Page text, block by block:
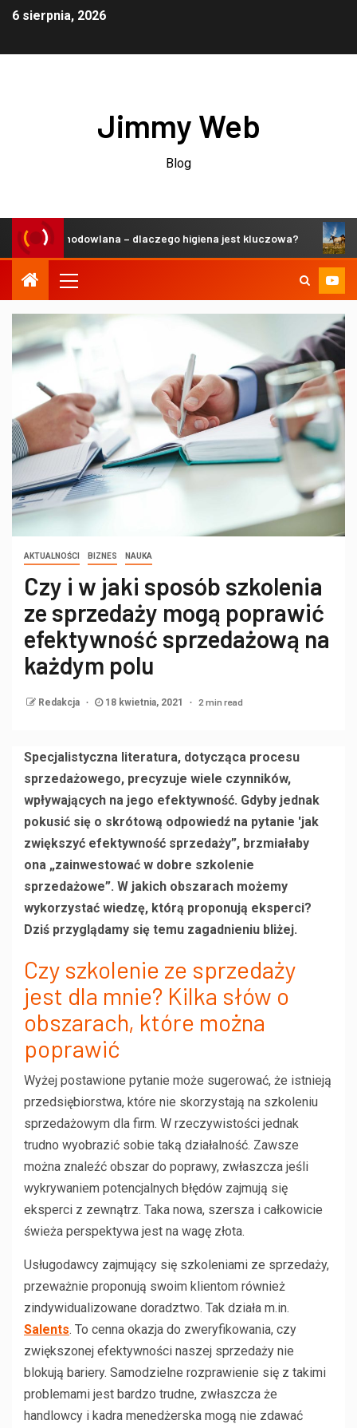
6 sierpnia, 2026
Jimmy Web
Blog
hodowlana – dlaczego higiena jest kluczowa?
AKTUALNOŚCI BIZNES NAUKA
Czy i w jaki sposób szkolenia
ze sprzedaży mogą poprawić
efektywność sprzedażową na
każdym polu
Redakcja 18 kwietnia, 2021 2 min read
Specjalistyczna literatura, dotycząca procesu
sprzedażowego, precyzuje wiele czynników,
wpływających na jego efektywność. Gdyby jednak
pokusić się o skrótową odpowiedź na pytanie 'jak
zwiększyć efektywność sprzedaży”, brzmiałaby
ona „zainwestować w dobre szkolenie
sprzedażowe”. W jakich obszarach możemy
wykorzystać wiedzę, którą proponują eksperci?
Dziś przyglądamy się temu zagadnieniu bliżej.
Czy szkolenie ze sprzedaży
jest dla mnie? Kilka słów o
obszarach, które można
poprawić
Wyżej postawione pytanie może sugerować, że istnieją
przedsiębiorstwa, które nie skorzystają na szkoleniu
sprzedażowym dla firm. W rzeczywistości jednak
trudno wyobrazić sobie taką działalność. Zawsze
można znaleźć obszar do poprawy, zwłaszcza jeśli
wykrywaniem potencjalnych błędów zajmują się
eksperci z zewnątrz. Taka nowa, szersza i całkowicie
świeża perspektywa jest na wagę złota.
Usługodawcy zajmujący się szkoleniami ze sprzedaży,
przeważnie proponują swoim klientom również
zindywidualizowane doradztwo. Tak działa m.in.
Salents. To cenna okazja do zweryfikowania, czy
zwiększonej efektywności naszej sprzedaży nie
blokują bariery. Samodzielne rozprawienie się z takimi
problemami jest bardzo trudne, zwłaszcza że
handlowcy i kadra menedżerska mogą nie zdawać